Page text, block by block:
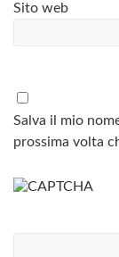
Sito web
Salva il mio
prossima volta